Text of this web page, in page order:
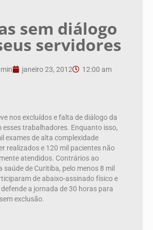
sem diálogo
servidores
janeiro 23, 2012 12:00 am
nos excluídos e falta de diálogo da
esses trabalhadores. Enquanto isso,
exames de alta complexidade
realizados e 120 mil pacientes não
atendidos. Contrários ao
saúde de Curitiba, pelo menos 8 mil
de abaixo-assinado físico e
a jornada de 30 horas para
exclusão.